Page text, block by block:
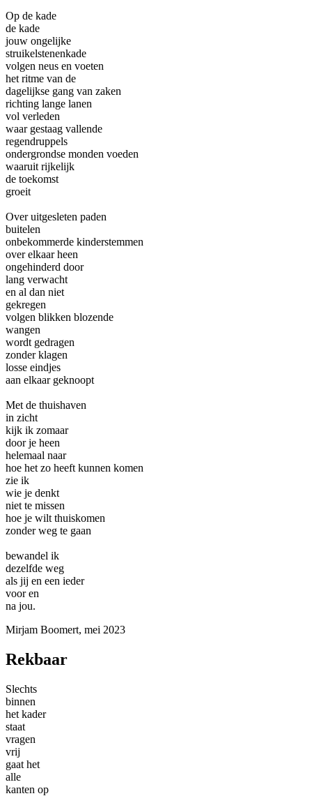
Op de kade
de kade
jouw ongelijke
struikelstenenkade
volgen neus en voeten
het ritme van de
dagelijkse gang van zaken
richting lange lanen
vol verleden
waar gestaag vallende
regendruppels
ondergrondse monden voeden
waaruit rijkelijk
de toekomst
groeit
Over uitgesleten paden
buitelen
onbekommerde kinderstemmen
over elkaar heen
ongehinderd door
lang verwacht
en al dan niet
gekregen
volgen blikken blozende
wangen
wordt gedragen
zonder klagen
losse eindjes
aan elkaar geknoopt
Met de thuishaven
in zicht
kijk ik zomaar
door je heen
helemaal naar
hoe het zo heeft kunnen komen
zie ik
wie je denkt
niet te missen
hoe je wilt thuiskomen
zonder weg te gaan
bewandel ik
dezelfde weg
als jij en een ieder
voor en
na jou.
Mirjam Boomert, mei 2023
Rekbaar
Slechts
binnen
het kader
staat
vragen
vrij
gaat het
alle
kanten op